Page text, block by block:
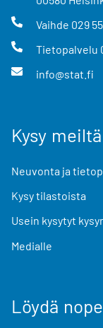
Vaihde 029
Tietopalvelu
info@stat.fi
Kysy meiltä
Neuvonta ja
Kysy tilastoista
Usein kysytyt
Medialle
Löydä